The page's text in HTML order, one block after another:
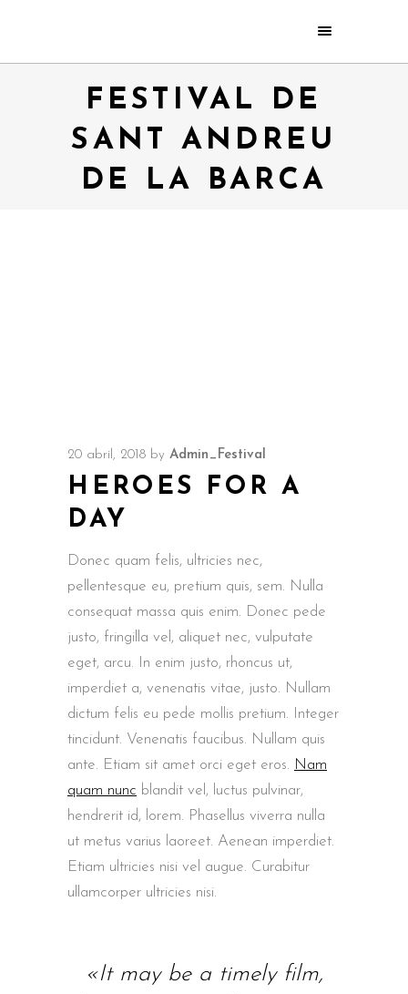
FESTIVAL DE
SANT ANDREU
DE LA BARCA
20 abril, 2018 by Admin_Festival
HEROES FOR A
DAY
Donec quam felis, ultricies nec,
pellentesque eu, pretium quis, sem. Nulla
consequat massa quis enim. Donec pede
justo, fringilla vel, aliquet nec, vulputate
eget, arcu. In enim justo, rhoncus ut,
imperdiet a, venenatis vitae, justo. Nullam
dictum felis eu pede mollis pretium. Integer
tincidunt. Venenatis faucibus. Nullam quis
ante. Etiam sit amet orci eget eros. Nam
quam nunc blandit vel, luctus pulvinar,
hendrerit id, lorem. Phasellus viverra nulla
ut metus varius laoreet. Aenean imperdiet.
Etiam ultricies nisi vel augue. Curabitur
ullamcorper ultricies nisi.
«It may be a timely film,